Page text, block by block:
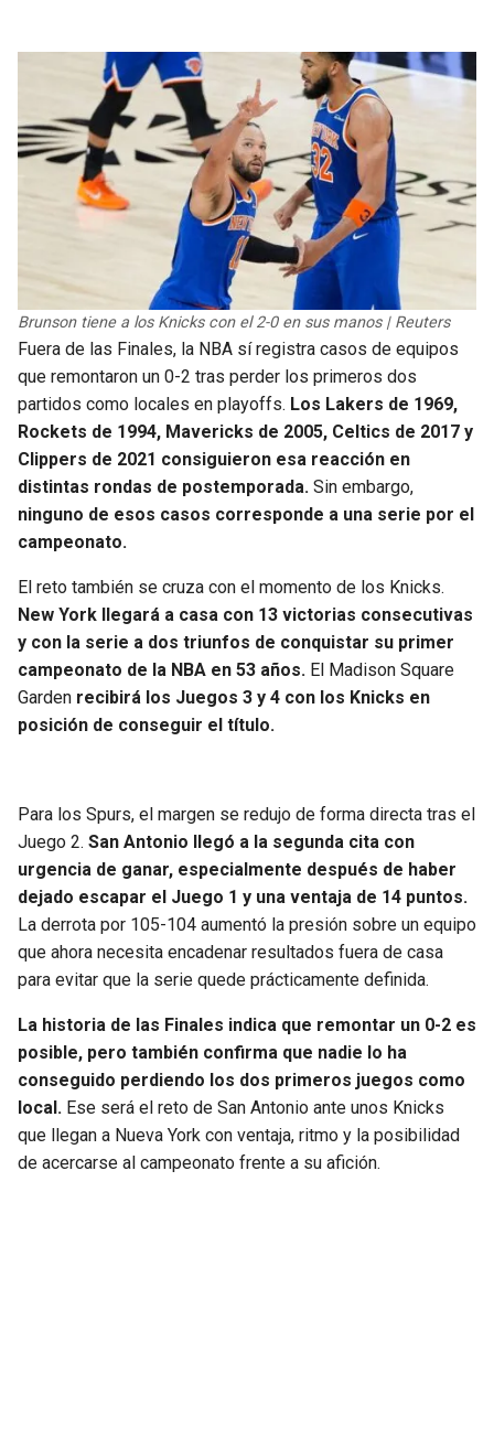
Brunson tiene a los Knicks con el 2-0 en sus manos | Reuters
Fuera de las Finales, la NBA sí registra casos de equipos
que remontaron un 0-2 tras perder los primeros dos
partidos como locales en playoffs. Los Lakers de 1969,
Rockets de 1994, Mavericks de 2005, Celtics de 2017 y
Clippers de 2021 consiguieron esa reacción en
distintas rondas de postemporada. Sin embargo,
ninguno de esos casos corresponde a una serie por el
campeonato.
El reto también se cruza con el momento de los Knicks.
New York llegará a casa con 13 victorias consecutivas
y con la serie a dos triunfos de conquistar su primer
campeonato de la NBA en 53 años. El Madison Square
Garden recibirá los Juegos 3 y 4 con los Knicks en
posición de conseguir el título.
Para los Spurs, el margen se redujo de forma directa tras el
Juego 2. San Antonio llegó a la segunda cita con
urgencia de ganar, especialmente después de haber
dejado escapar el Juego 1 y una ventaja de 14 puntos.
La derrota por 105-104 aumentó la presión sobre un equipo
que ahora necesita encadenar resultados fuera de casa
para evitar que la serie quede prácticamente definida.
La historia de las Finales indica que remontar un 0-2 es
posible, pero también confirma que nadie lo ha
conseguido perdiendo los dos primeros juegos como
local. Ese será el reto de San Antonio ante unos Knicks
que llegan a Nueva York con ventaja, ritmo y la posibilidad
de acercarse al campeonato frente a su afición.